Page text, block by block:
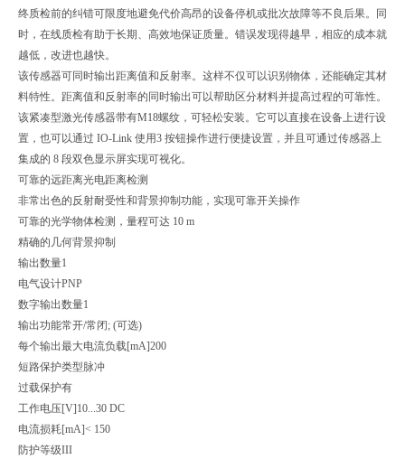
终质检前的纠错可限度地避免代价高昂的设备停机或批次故障等不良后果。同
时，在线质检有助于长期、高效地保证质量。错误发现得越早，相应的成本就
越低，改进也越快。
该传感器可同时输出距离值和反射率。这样不仅可以识别物体，还能确定其材
料特性。距离值和反射率的同时输出可以帮助区分材料并提高过程的可靠性。
该紧凑型激光传感器带有M18螺纹，可轻松安装。它可以直接在设备上进行设
置，也可以通过 IO-Link 使用3 按钮操作进行便捷设置，并且可通过传感器上
集成的 8 段双色显示屏实现可视化。
可靠的远距离光电距离检测
非常出色的反射耐受性和背景抑制功能，实现可靠开关操作
可靠的光学物体检测，量程可达 10 m
精确的几何背景抑制
输出数量1
电气设计PNP
数字输出数量1
输出功能常开/常闭; (可选)
每个输出最大电流负载[mA]200
短路保护类型脉冲
过载保护有
工作电压[V]10...30 DC
电流损耗[mA]< 150
防护等级III